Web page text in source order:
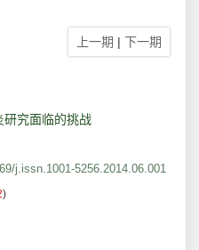
上一期 | 下一期
研究面临的挑战
j.issn.1001-5256.2014.06.001
)